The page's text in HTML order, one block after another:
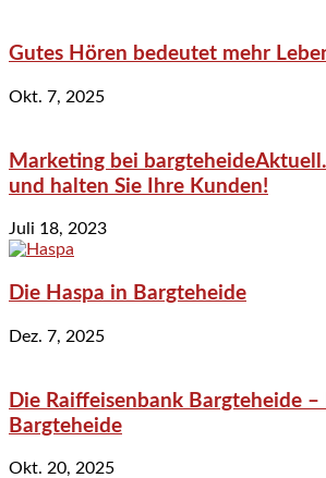
Gutes Hören bedeutet mehr
Okt. 7, 2025
Marketing bei
und halten Sie Ihre Kunden!
Juli 18, 2023
Die Haspa in Bargteheide
Dez. 7, 2025
Die Raiffeisenbank Bargteheide
Bargteheide
Okt. 20, 2025